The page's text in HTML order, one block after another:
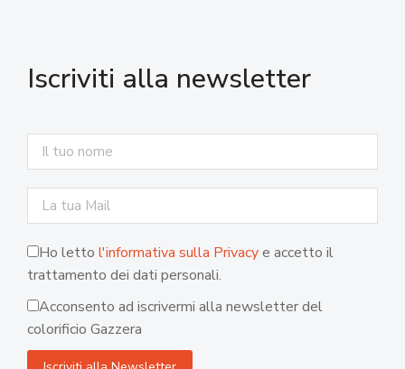
Iscriviti alla newsletter
Ho letto l'informativa sulla Privacye accetto il
trattamento dei dati personali.
Acconsento ad iscrivermi alla newsletter del
colorificio Gazzera